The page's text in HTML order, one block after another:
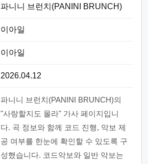
파니니 브런치(PANINI BRUNCH)
이아일
이아일
2026.04.12
파니니 브런치(PANINI BRUNCH)의
"사랑할지도 몰라" 가사 페이지입니
다. 곡 정보와 함께 코드 진행, 악보 제
공 여부를 한눈에 확인할 수 있도록 구
성했습니다. 코드악보와 일반 악보는